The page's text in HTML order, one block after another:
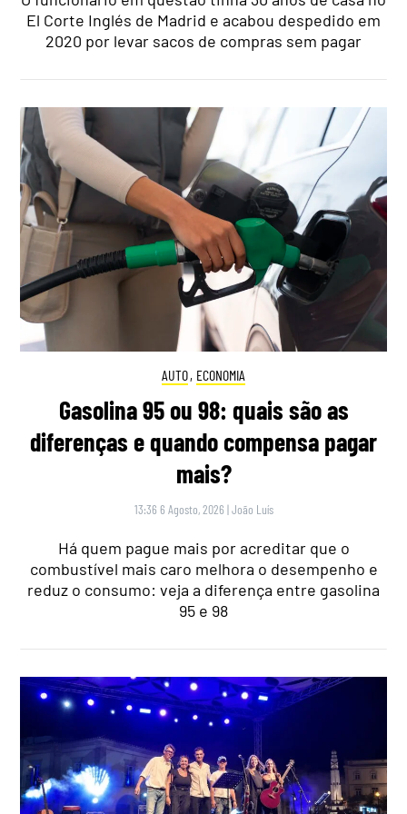
El Corte Inglés de Madrid e acabou despedido em
2020 por levar sacos de compras sem pagar
AUTO, ECONOMIA
Gasolina 95 ou 98: quais são as
diferenças e quando compensa pagar
mais?
13:36 6 Agosto, 2026 |João Luís
Há quem pague mais por acreditar que o
combustível mais caro melhora o desempenho e
reduz o consumo: veja a diferença entre gasolina
95 e 98